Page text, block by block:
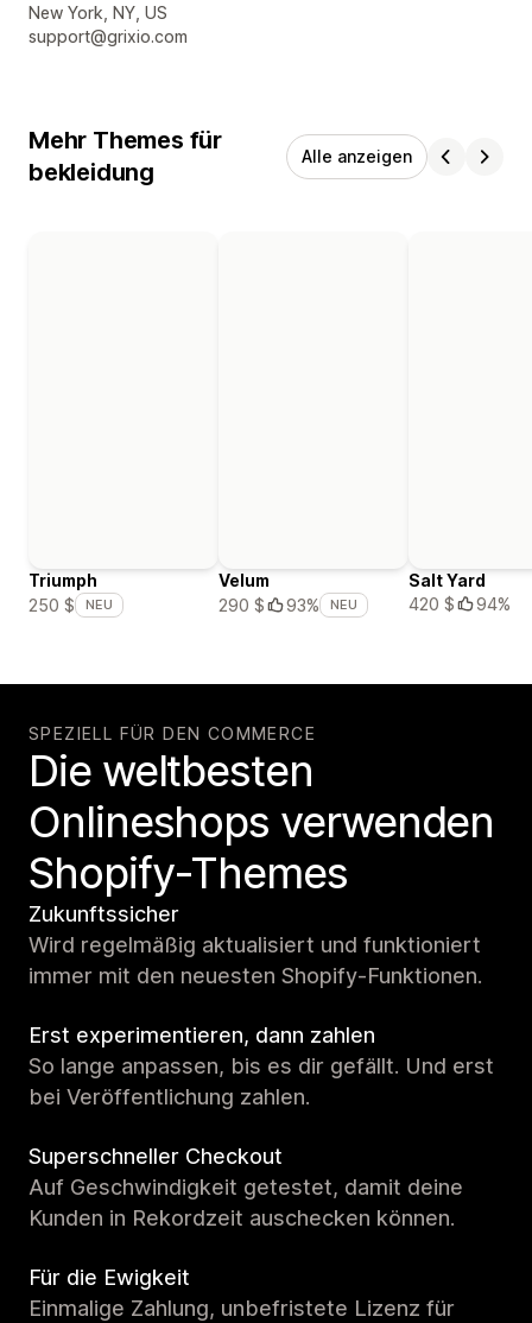
Designer-Kontaktdaten
New York, NY, US
support@grixio.com
Mehr Themes für
bekleidung
Alle anzeigen
Triumph
250 $
NEU
Velum
290 $
93% NEU
Salt Yard
420 $
94%
SPEZIELL FÜR DEN COMMERCE
Die weltbesten
Onlineshops verwenden
Shopify-Themes
Zukunftssicher
Wird regelmäßig aktualisiert und funktioniert
immer mit den neuesten Shopify-Funktionen.
Erst experimentieren, dann zahlen
So lange anpassen, bis es dir gefällt. Und erst
bei Veröffentlichung zahlen.
Superschneller Checkout
Auf Geschwindigkeit getestet, damit deine
Kunden in Rekordzeit auschecken können.
Für die Ewigkeit
Einmalige Zahlung, unbefristete Lizenz für